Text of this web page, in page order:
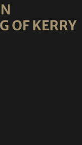
OF KERRY